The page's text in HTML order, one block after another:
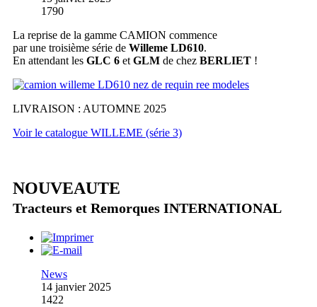
1790
La reprise de la gamme CAMION commence
par une troisième série de Willeme LD610.
En attendant les GLC 6 et GLM de chez BERLIET !
LIVRAISON : AUTOMNE 2025
Voir le catalogue WILLEME (série 3)
NOUVEAUTE
Tracteurs et Remorques INTERNATIONAL
News
14 janvier 2025
1422